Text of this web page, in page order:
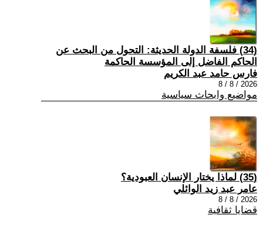
(34) فلسفة الدولة الحديثة: التحول من البحث عن
الحاكم الفاضل إلى المؤسسة الحاكمة
فارس حامد عبد الكريم
2026 / 8 / 8
مواضيع وابحاث سياسية
(35) لماذا يختار الإنسان العبودية؟
عامر عبد زيد الوائلي
2026 / 8 / 8
قضايا ثقافية